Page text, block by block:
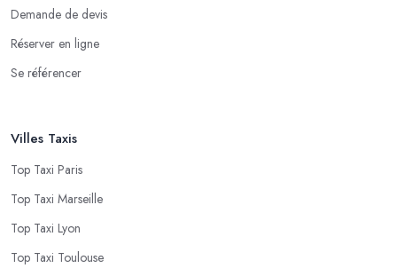
Demande de devis
Réserver en ligne
Se référencer
Villes Taxis
Top Taxi Paris
Top Taxi Marseille
Top Taxi Lyon
Top Taxi Toulouse